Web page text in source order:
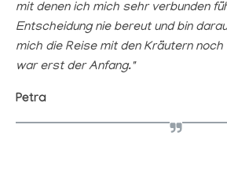
mit denen ich mich sehr verbunden
Entscheidung nie bereut und bin
mich die Reise mit den Kräutern
war erst der Anfang."
Petra